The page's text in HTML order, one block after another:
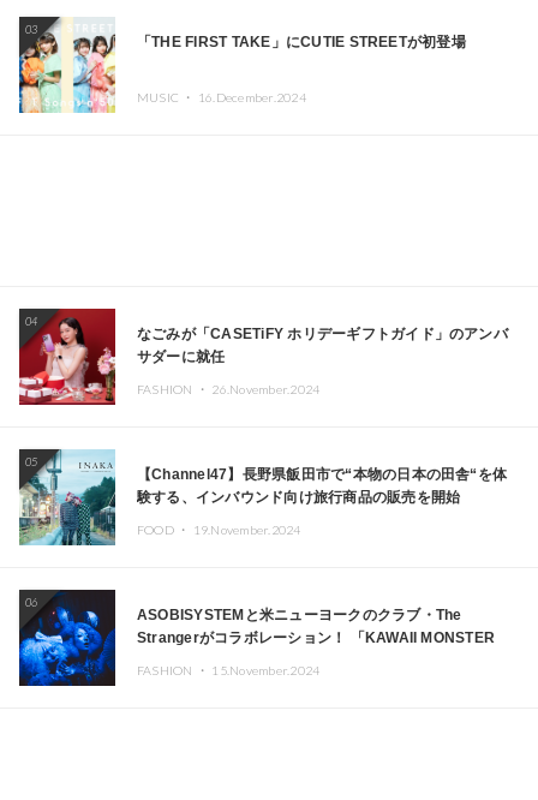
03
「THE FIRST TAKE」にCUTIE STREETが初登場
MUSIC ・ 16.December.2024
04
なごみが「CASETiFY ホリデーギフトガイド」のアンバ
サダーに就任
FASHION ・ 26.November.2024
05
【Channel47】長野県飯田市で“本物の日本の田舎“を体
験する、インバウンド向け旅行商品の販売を開始
FOOD ・ 19.November.2024
06
ASOBISYSTEMと米ニューヨークのクラブ・The
Strangerがコラボレーション！ 「KAWAII MONSTER
FASHION ・ 15.November.2024